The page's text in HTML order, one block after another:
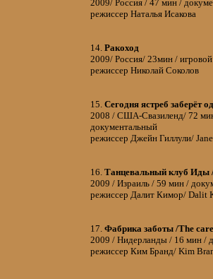
2009/ Россия / 47 мин /
режиссер Наталья Исакова
14. Ракоход
2009/ Россия/ 23мин / игровой
режиссер Николай Соколов
15. Сегодня ястреб заберёт
2008 / США-Свазиленд/ 72
документальный
режиссер Джейн Гиллули/
16. Танцевальный клуб Иды
2009 / Израиль / 59 мин /
режиссер Далит Кимор/ Dalit
17. Фабрика заботы /The
2009 / Нидерланды / 16 мин /
режиссер Ким Бранд/ Kim